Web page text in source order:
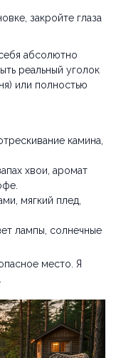
закройте глаза
абсолютно
реальный уголок
или полностью
камина,
хвои, аромат
мягкий плед,
лампы, солнечные
место. Я